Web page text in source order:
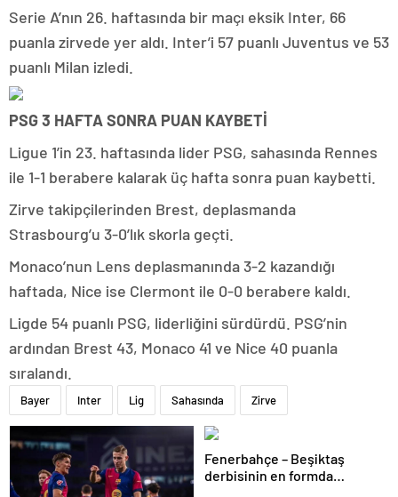
Serie A’nın 26. haftasında bir maçı eksik Inter, 66
puanla zirvede yer aldı. Inter’i 57 puanlı Juventus ve 53
puanlı Milan izledi.
PSG 3 HAFTA SONRA PUAN KAYBETİ
Ligue 1’in 23. haftasında lider PSG, sahasında Rennes
ile 1-1 berabere kalarak üç hafta sonra puan kaybetti.
Zirve takipçilerinden Brest, deplasmanda
Strasbourg’u 3-0’lık skorla geçti.
Monaco’nun Lens deplasmanında 3-2 kazandığı
haftada, Nice ise Clermont ile 0-0 berabere kaldı.
Ligde 54 puanlı PSG, liderliğini sürdürdü. PSG’nin
ardından Brest 43, Monaco 41 ve Nice 40 puanla
sıralandı.
Bayer Inter Lig Sahasında Zirve
Fenerbahçe – Beşiktaş
derbisinin en formda